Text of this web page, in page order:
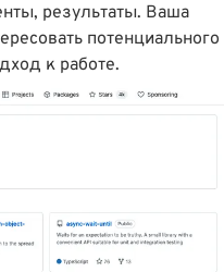
результаты. Ваша
потенциального
к работе.